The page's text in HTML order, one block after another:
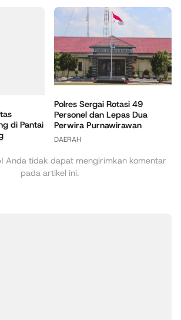
di Pantai
Polres Sergai Rotasi 49
Personel dan Lepas Dua
Perwira Purnawirawan
DAERAH
Anda tidak dapat mengirimkan komentar
pada artikel ini.